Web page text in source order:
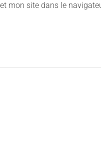
mon site dans le